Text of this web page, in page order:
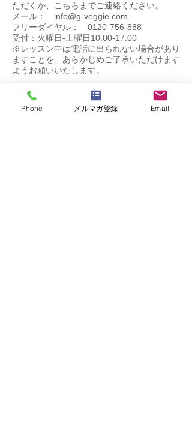
ただくか、こちらまでご連絡ください。
メール： info@g-veggie.com
フリーダイヤル： 0120-756-888
受付：火曜日-土曜日10:00-17:00
​※レッスン中は電話に出られない場合があり
ますことを、あらかじめご了承いただけます
ようお願いいたします。
Phone メルマガ登録 Email